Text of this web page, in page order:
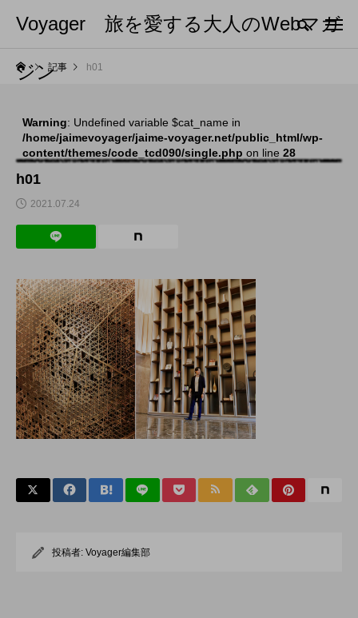
Voyager 旅を愛する大人のWebマガ
ジン記事 h01
Warning: Undefined variable $cat_name in
/home/jaimevoyager/jaime-voyager.net/public_html/wp-
content/themes/code_tcd090/single.php on line 28
h01
2021.07.24
投稿者: Voyager編集部